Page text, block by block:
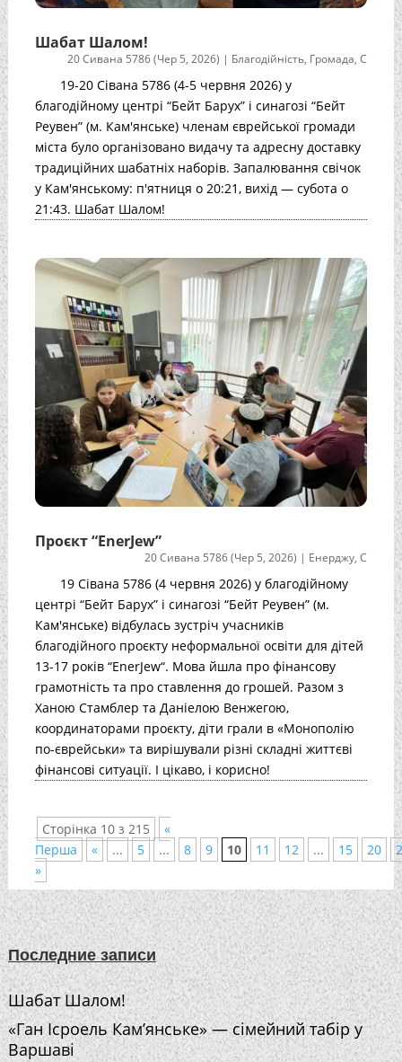
Шабат Шалом!
20 Сивана 5786 (Чер 5, 2026) | Благодійність, Громада,С
19-20 Сівана 5786 (4-5 червня 2026) у
благодійному центрі “Бейт Барух” і синагозі “Бейт
Реувен” (м. Кам'янське) членам єврейської громади
міста було організовано видачу та адресну доставку
традиційних шабатніх наборів. Запалювання свічок
у Кам'янському: п'ятниця о 20:21, вихід — субота о
21:43. Шабат Шалом!
Проєкт “EnerJew”
20 Сивана 5786 (Чер 5, 2026) | Енерджу,С
19 Сівана 5786 (4 червня 2026) у благодійному
центрі “Бейт Барух” і синагозі “Бейт Реувен” (м.
Кам'янське) відбулась зустріч учасників
благодійного проєкту неформальної освіти для дітей
13-17 років “EnerJew“. Мова йшла про фінансову
грамотність та про ставлення до грошей. Разом з
Ханою Стамблер та Даніелою Венжегою,
координаторами проєкту, діти грали в «Монополію
по-єврейськи» та вирішували різні складні життєві
фінансові ситуації. І цікаво, і корисно!
Сторінка 10 з 215
«
Перша
« ... 5 ... 8 9 10 11 12 ... 15 20
»
Последние записи
Шабат Шалом!
«Ган Ісроель Кам’янське» — сімейний табір у
Варшаві